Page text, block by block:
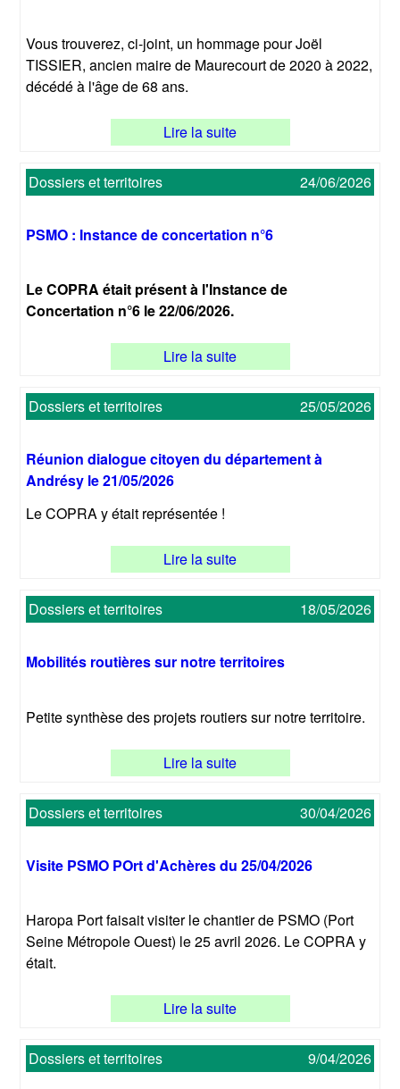
Vous trouverez, ci-joint, un hommage pour Joël
TISSIER, ancien maire de Maurecourt de 2020 à 2022,
décédé à l'âge de 68 ans.
Lire la suite
24/06/2026
Dossiers et territoires
PSMO : Instance de concertation n°6
Le COPRA était présent à l'Instance de
Concertation n°6 le 22/06/2026.
Lire la suite
25/05/2026
Dossiers et territoires
Réunion dialogue citoyen du département à
Andrésy le 21/05/2026
Le COPRA y était représentée !
Lire la suite
18/05/2026
Dossiers et territoires
Mobilités routières sur notre territoires
Petite synthèse des projets routiers sur notre territoire.
Lire la suite
30/04/2026
Dossiers et territoires
Visite PSMO POrt d'Achères du 25/04/2026
Haropa Port faisait visiter le chantier de PSMO (Port
Seine Métropole Ouest) le 25 avril 2026. Le COPRA y
était.
Lire la suite
9/04/2026
Dossiers et territoires